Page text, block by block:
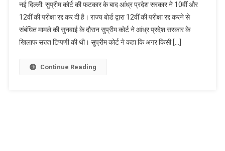
प्रदेश
में
रद्द
की
नई दिल्ली: सुप्रीम कोर्ट की फटकार के बाद आंध्र प्रदेश सरकार ने 10वीं और
12वीं की परीक्षा रद्द कर दी है। राज्य बोर्ड द्वारा 12वीं की परीक्षा रद्द करने से
संबंधित मामले की सुनवाई के दौरान सुप्रीम कोर्ट ने आंध्र प्रदेश सरकार के
खिलाफ सख्त टिप्पणी की थी। सुप्रीम कोर्ट ने कहा कि अगर किसी […]
Continue Reading